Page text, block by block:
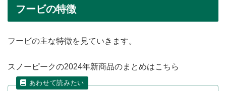
フービの特徴
フービの主な特徴を見ていきます。
スノーピークの2024年新商品のまとめはこちら